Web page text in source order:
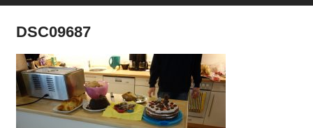
DSC09687